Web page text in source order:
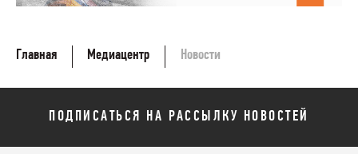
Главная Медиацентр Новости
ПОДПИСАТЬСЯ НА РАССЫЛКУ НОВОСТЕЙ